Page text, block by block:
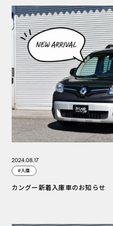
2024.08.17
#入庫
カングー新着入庫車のお知らせ